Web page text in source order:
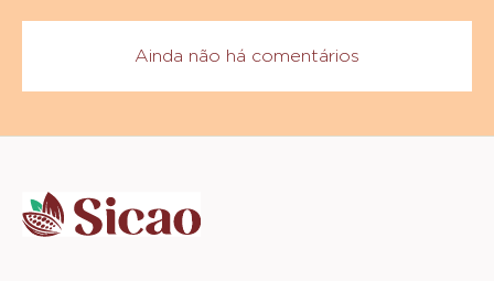
Ainda não há comentários
info